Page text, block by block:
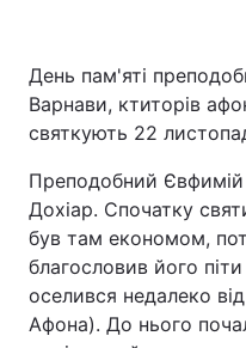
Головна
Економіка
День пам'яті
Варнави, ктиторів
святкують 22
Преподобний Євфимій
Дохіар. Спочатку
був там економом,
благословив його
оселився недалеко
Афона). До нього